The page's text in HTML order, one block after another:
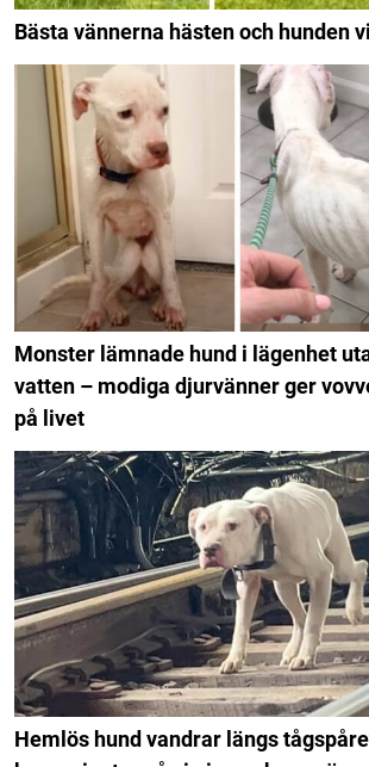
Bästa vännerna hästen och hunden
Monster lämnade hund i lägenhet
vatten – modiga djurvänner ger
på livet
Hemlös hund vandrar längs